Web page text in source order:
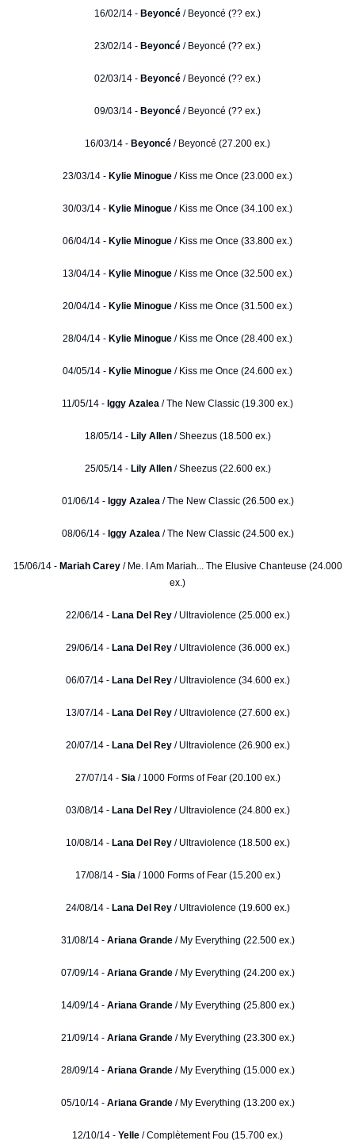
16/02/14 - Beyoncé / Beyoncé (?? ex.)
23/02/14 - Beyoncé / Beyoncé (?? ex.)
02/03/14 - Beyoncé / Beyoncé (?? ex.)
09/03/14 - Beyoncé / Beyoncé (?? ex.)
16/03/14 - Beyoncé / Beyoncé (27.200 ex.)
23/03/14 - Kylie Minogue / Kiss me Once (23.000 ex.)
30/03/14 - Kylie Minogue / Kiss me Once (34.100 ex.)
06/04/14 - Kylie Minogue / Kiss me Once (33.800 ex.)
13/04/14 - Kylie Minogue / Kiss me Once (32.500 ex.)
20/04/14 - Kylie Minogue / Kiss me Once (31.500 ex.)
28/04/14 - Kylie Minogue / Kiss me Once (28.400 ex.)
04/05/14 - Kylie Minogue / Kiss me Once (24.600 ex.)
11/05/14 - Iggy Azalea / The New Classic (19.300 ex.)
18/05/14 - Lily Allen/ Sheezus (18.500 ex.)
25/05/14 - Lily Allen/ Sheezus (22.600 ex.)
01/06/14 - Iggy Azalea/ The New Classic (26.500 ex.)
08/06/14 - Iggy Azalea/ The New Classic (24.500 ex.)
15/06/14 - Mariah Carey/ Me. I Am Mariah... The Elusive Chanteuse (24.000
ex.)
22/06/14 - Lana Del Rey/ Ultraviolence (25.000 ex.)
29/06/14 - Lana Del Rey / Ultraviolence (36.000 ex.)
06/07/14 - Lana Del Rey/ Ultraviolence (34.600 ex.)
13/07/14 -Lana Del Rey / Ultraviolence (27.600 ex.)
20/07/14 -Lana Del Rey/ Ultraviolence (26.900 ex.)
27/07/14 - Sia / 1000 Forms of Fear (20.100 ex.)
03/08/14 - Lana Del Rey / Ultraviolence (24.800 ex.)
10/08/14 - Lana Del Rey/ Ultraviolence (18.500 ex.)
17/08/14 - Sia / 1000 Forms of Fear (15.200 ex.)
24/08/14 -Lana Del Rey/ Ultraviolence (19.600 ex.)
31/08/14 - Ariana Grande/ My Everything (22.500 ex.)
07/09/14 - Ariana Grande/ My Everything (24.200 ex.)
14/09/14 - Ariana Grande/ My Everything (25.800 ex.)
21/09/14 - Ariana Grande/ My Everything (23.300 ex.)
28/09/14 - Ariana Grande/ My Everything (15.000 ex.)
05/10/14 -Ariana Grande/ My Everything (13.200 ex.)
12/10/14 - Yelle / Complètement Fou (15.700 ex.)